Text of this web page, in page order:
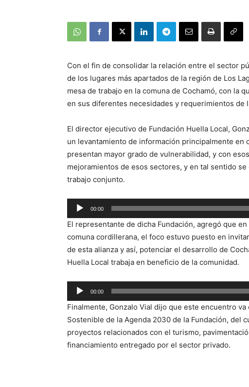
Con el fin de consolidar la relación entre el sector
de los lugares más apartados de la región de Los
mesa de trabajo en la comuna de Cochamó, con la
en sus diferentes necesidades y requerimientos de
El director ejecutivo de Fundación Huella Local,
un levantamiento de información principalmente en
presentan mayor grado de vulnerabilidad, y con
mejoramientos de esos sectores, y en tal sentido
trabajo conjunto.
Reproductor
de
audio
00:00
El representante de dicha Fundación, agregó que
comuna cordillerana, el foco estuvo puesto en
de esta alianza y así, potenciar el desarrollo de
Huella Local trabaja en beneficio de la comunidad.
Reproductor
de
audio
00:00
Finalmente, Gonzalo Vial dijo que este encuentro
Sostenible de la Agenda 2030 de la Fundación, del
proyectos relacionados con el turismo,
financiamiento entregado por el sector privado.